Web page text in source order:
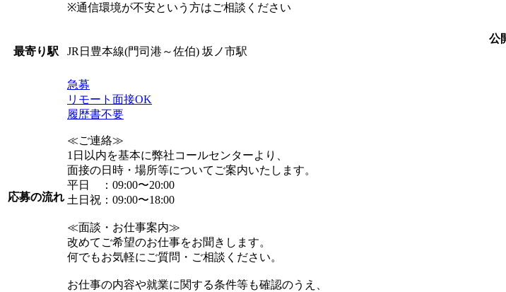
※通信環境が不安という方はご相談ください
最寄り駅 JR日豊本線(門司港～佐伯) 坂ノ市駅
応募の流れ
急募
リモート面接OK
履歴書不要
≪ご連絡≫
1日以内を基本に弊社コールセンターより、
面接の日時・場所等についてご案内いたします。
平日 ：09:00〜20:00
土日祝：09:00〜18:00
≪面談・お仕事案内≫
改めてご希望のお仕事をお聞きします。
何でもお気軽にご質問・ご相談ください。
お仕事の内容や就業に関する条件等も確認のうえ、
公